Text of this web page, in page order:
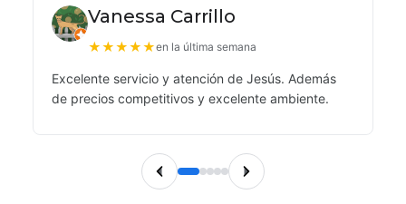
Vanessa Carrillo
★★★★★en la última semana
Excelente servicio y atención de Jesús. Además
de precios competitivos y excelente ambiente.